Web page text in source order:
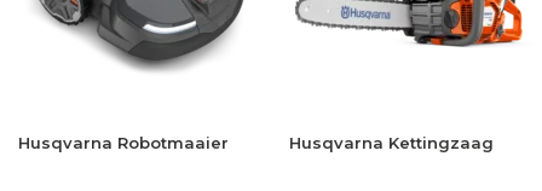
Husqvarna Robotmaaier Husqvarna Kettingzaag